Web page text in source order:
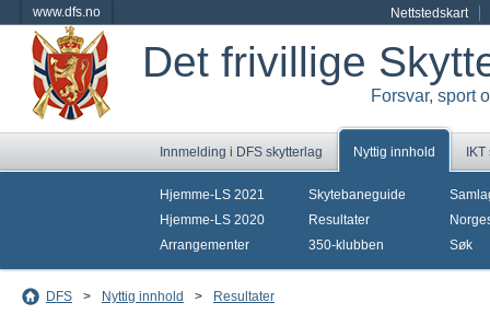
www.dfs.no Nettstedskart
Det frivillige
Forsvar, sport
Innmelding i DFS skytterlag Nyttig innhold
Hjemme-LS 2021
Hjemme-LS 2020
Arrangementer
Skytebaneguide
Resultater
350-klubben
Søk
DFS > Nyttig innhold > Resultater